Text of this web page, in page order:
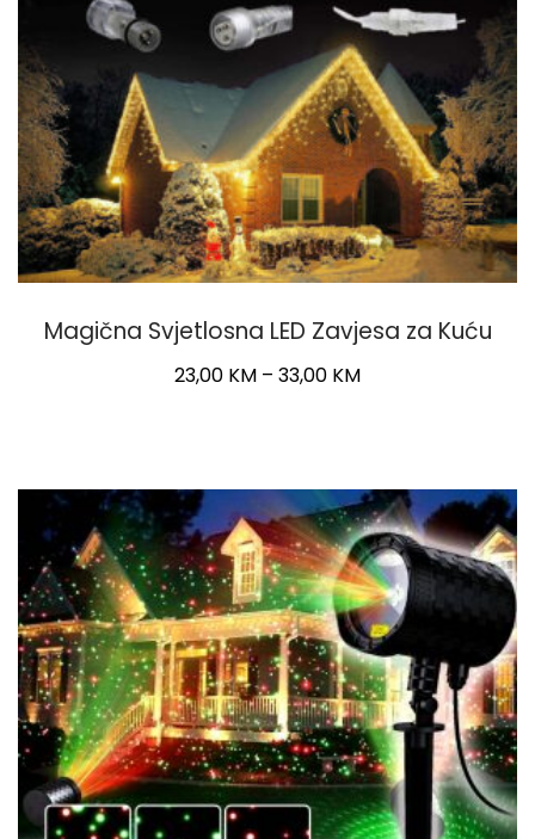
Magična Svjetlosna LED Zavjesa za Kuću
23,00 KM – 33,00 KMPrice
33,00 KM
multiple
variants.
The
options
may
be
chosen
on
the
product
page